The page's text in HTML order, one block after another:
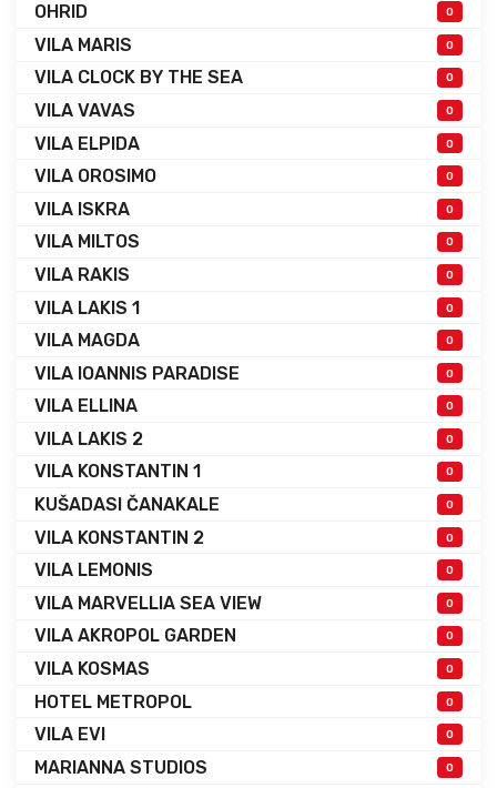
OHRID 0
VILA MARIS 0
VILA CLOCK BY THE SEA 0
VILA VAVAS 0
VILA ELPIDA 0
VILA OROSIMO 0
VILA ISKRA 0
VILA MILTOS 0
VILA RAKIS 0
VILA LAKIS 1 0
VILA MAGDA 0
VILA IOANNIS PARADISE 0
VILA ELLINA 0
VILA LAKIS 2 0
VILA KONSTANTIN 1 0
KUŠADASI ČANAKALE 0
VILA KONSTANTIN 2 0
VILA LEMONIS 0
VILA MARVELLIA SEA VIEW 0
VILA AKROPOL GARDEN 0
VILA KOSMAS 0
HOTEL METROPOL 0
VILA EVI 0
MARIANNA STUDIOS 0